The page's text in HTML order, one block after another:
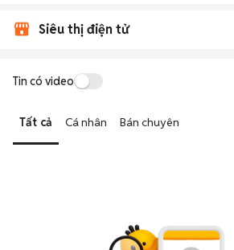
Siêu thị điện tử
Tin có video
Tất cả Cá nhân Bán chuyên